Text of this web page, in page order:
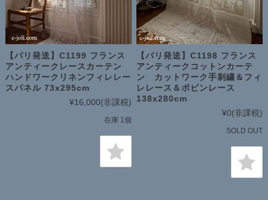
【パリ発送】C1199 フランス
アンティークレースカーテン
ハンドワークリネンフィレレー
スパネル 73x295cm
¥16,000(非課税)
在庫 1個
【パリ発送】C1198 フランス
アンティークコットンカーテ
ン カットワーク手刺繍＆フィ
レレース＆ボビンレース
138x280cm
¥0(非課税)
SOLD OUT